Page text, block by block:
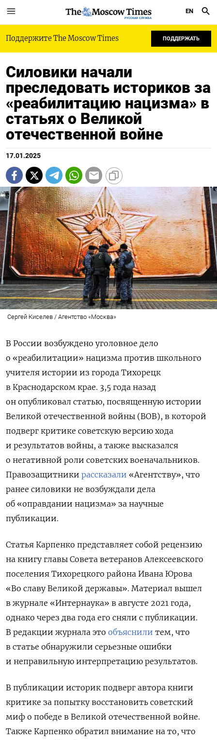
РУССКАЯ СЛУЖБА
EN
Поддержите The Moscow Times ПОДДЕРЖАТЬ
Силовики начали
преследовать историков за
«реабилитацию нацизма» в
статьях о Великой
отечественной войне
17.01.2025
Сергей Киселев / Агентство «Москва»
В России возбуждено уголовное дело
о «реабилитации» нацизма против школьного
учителя истории из города Тихорецк
в Краснодарском крае. 3,5 года назад
он опубликовал статью, посвященную истории
Великой отечественной войны (ВОВ), в которой
подверг критике советскую версию хода
и результатов войны, а также высказался
о негативной роли советских военачальников.
Правозащитники рассказали «Агентству», что
ранее силовики не возбуждали дела
об «оправдании нацизма» за научные
публикации.
Статья Карпенко представляет собой рецензию
на книгу главы Совета ветеранов Алексеевского
поселения Тихорецкого района Ивана Юрова
«Во славу Великой державы». Материал вышел
в журнале «Интернаука» в августе 2021 года,
однако через два года его сняли с публикации.
В редакции журнала это объяснили тем, что
в статье обнаружили серьезные ошибки
и неправильную интерпретацию результатов.
В публикации историк подверг автора книги
критике за попытку восстановить советский
миф о победе в Великой отечественной войне.
Также Карпенко обратил внимание на то, что